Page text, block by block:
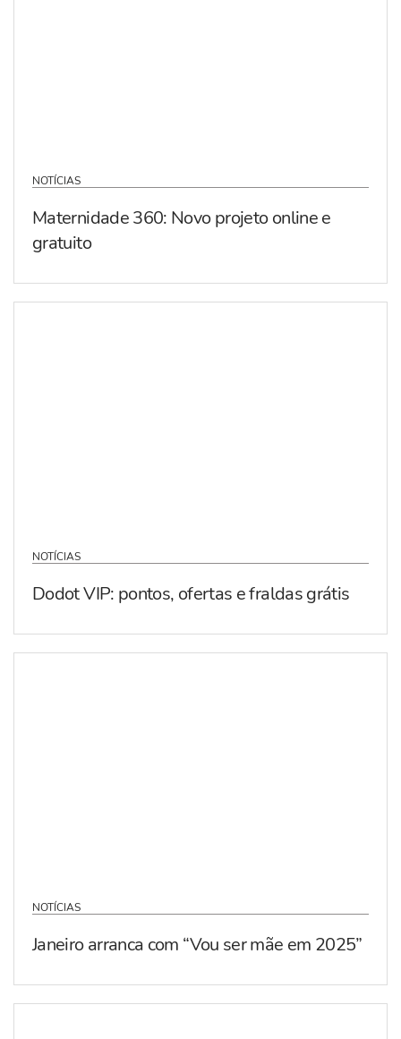
NOTÍCIAS
Maternidade 360: Novo projeto online e
gratuito
NOTÍCIAS
Dodot VIP: pontos, ofertas e fraldas grátis
NOTÍCIAS
Janeiro arranca com “Vou ser mãe em 2025”